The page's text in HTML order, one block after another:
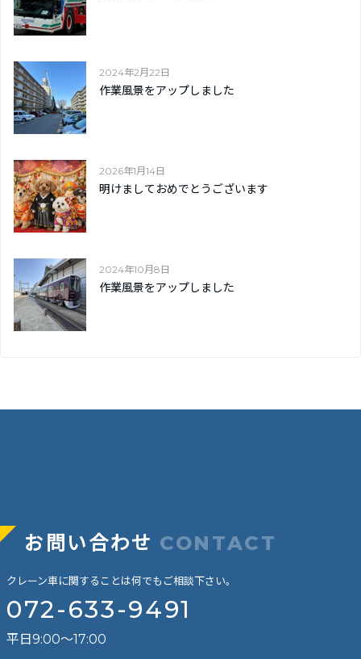
2024年2月22日
作業風景をアップしました
2026年1月14日
明けましておめでとうございます
2024年10月8日
作業風景をアップしました
お問い合わせ CONTACT
クレーン車に関することは何でもご相談下さい。
072-633-9491
平日9:00～17:00